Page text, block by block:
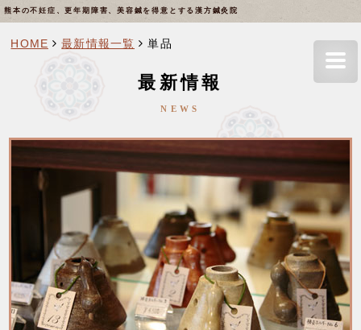
熊本の不妊症、更年期障害、美容鍼を得意とする漢方鍼灸院
HOME 最新情報一覧 単品
最新情報
NEWS